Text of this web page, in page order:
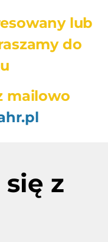
lub
do
mailowo
się z